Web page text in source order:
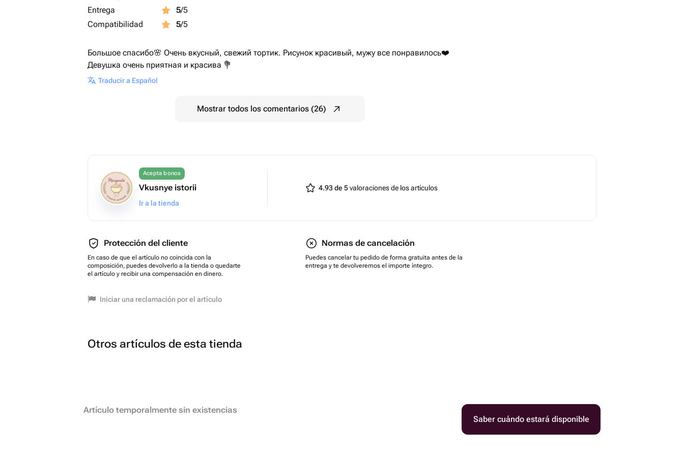
Entrega
5/5
Compatibilidad
5/5
Большое спасибо🌸 Очень вкусный, свежий тортик. Рисунок красивый, мужу все понравилось❤️
Девушка очень приятная и красива 💐
Traducir a Español
Mostrar todos los comentarios (26)
Acepta bonos
Vkusnye istorii
Ir a la tienda
4.93 de 5valoraciones de los artículos
Protección del cliente
En caso de que el artículo no coincida con la
composición, puedes devolverlo a la tienda o quedarte
el artículo y recibir una compensación en dinero.
Normas de cancelación
Puedes cancelar tu pedido de forma gratuita antes de la
entrega y te devolveremos el importe íntegro.
Iniciar una reclamación por el artículo
Otros artículos de esta tienda
Artículo temporalmente sin existencias
Saber cuándo estará disponible